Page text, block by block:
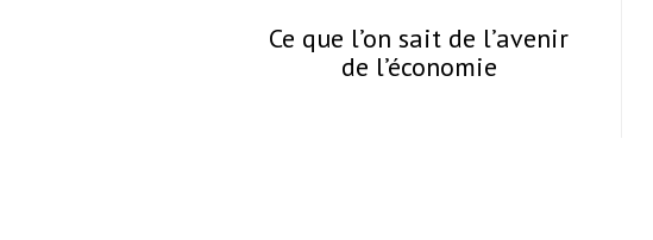
Ce que l’on sait de l’avenir
de l’économie